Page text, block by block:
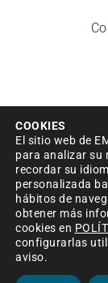
Aviso legal|
|
© Empresa
COOKIES
El sitio web de
para analizar su
recordar su
personalizada
hábitos de
obtener más
cookies en
configurarlas
aviso.